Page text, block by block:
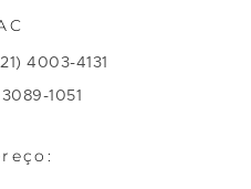
4003-4131
1051